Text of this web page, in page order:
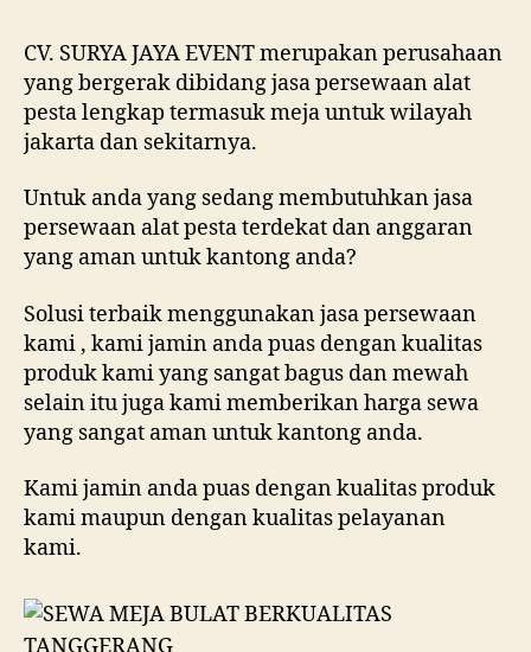
CV. SURYA JAYA EVENT merupakan perusahaan
yang bergerak dibidang jasa persewaan alat
pesta lengkap termasuk meja untuk wilayah
jakarta dan sekitarnya.
Untuk anda yang sedang membutuhkan jasa
persewaan alat pesta terdekat dan anggaran
yang aman untuk kantong anda?
Solusi terbaik menggunakan jasa persewaan
kami , kami jamin anda puas dengan kualitas
produk kami yang sangat bagus dan mewah
selain itu juga kami memberikan harga sewa
yang sangat aman untuk kantong anda.
Kami jamin anda puas dengan kualitas produk
kami maupun dengan kualitas pelayanan
kami.